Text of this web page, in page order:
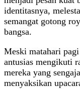
identitasnya,
semangat gotong
bangsa.
Meski matahari
antusias mengikuti
mereka yang
menyaksikan